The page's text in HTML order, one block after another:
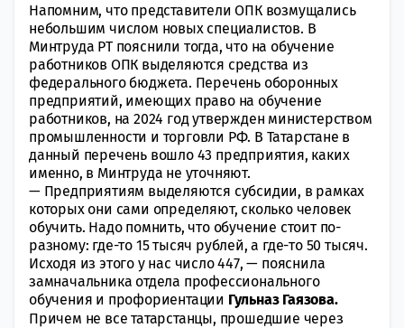
Напомним, что представители ОПК возмущались
небольшим числом новых специалистов. В
Минтруда РТ пояснили тогда, что на обучение
работников ОПК выделяются средства из
федерального бюджета. Перечень оборонных
предприятий, имеющих право на обучение
работников, на 2024 год утвержден министерством
промышленности и торговли РФ. В Татарстане в
данный перечень вошло 43 предприятия, каких
именно, в Минтруда не уточняют.
— Предприятиям выделяются субсидии, в рамках
которых они сами определяют, сколько человек
обучить. Надо помнить, что обучение стоит по-
разному: где-то 15 тысяч рублей, а где-то 50 тысяч.
Исходя из этого у нас число 447, — пояснила
замначальника отдела профессионального
обучения и профориентации Гульназ Гаязова.
Причем не все татарстанцы, прошедшие через